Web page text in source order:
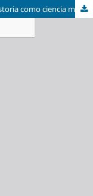
El pasado como objeto de colección y la historia como ciencia moral. Una aproximación historiográfica a la revista el museo mexicano